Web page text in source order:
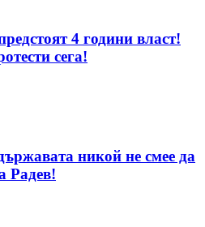
4 години власт!
сега!
никой не смее да
Радев!